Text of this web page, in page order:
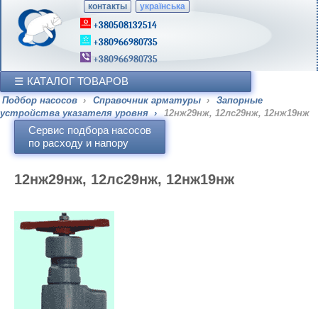
контакты українська
+380508132514
+380966980735
+380966980735
КАТАЛОГ ТОВАРОВ
Подбор насосов › Справочник арматуры ›
Запорные
устройства указателя уровня › 12нж29нж, 12лс29нж, 12нж19нж
Сервис подбора насосов
по расходу и напору
12нж29нж, 12лс29нж, 12нж19нж